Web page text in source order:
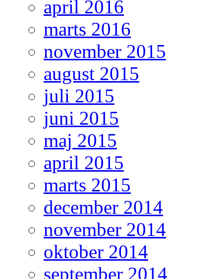
april 2016
marts 2016
november 2015
august 2015
juli 2015
juni 2015
maj 2015
april 2015
marts 2015
december 2014
november 2014
oktober 2014
september 2014